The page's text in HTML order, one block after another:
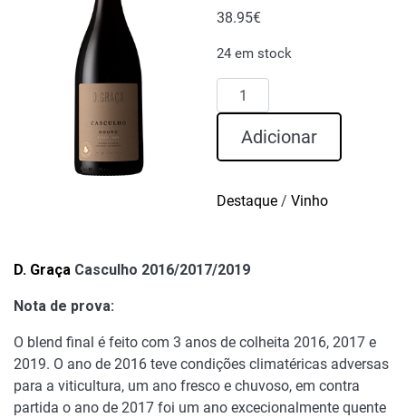
38.95€
24 em stock
Quantidade
de
2016/2017/2019
Adicionar
Destaque / Vinho
D. Graça Casculho 2016/2017/2019
Nota de prova:
O blend final é feito com 3 anos de colheita 2016, 2017 e
2019. O ano de 2016 teve condições climatéricas adversas
para a viticultura, um ano fresco e chuvoso, em contra
partida o ano de 2017 foi um ano excecionalmente quente